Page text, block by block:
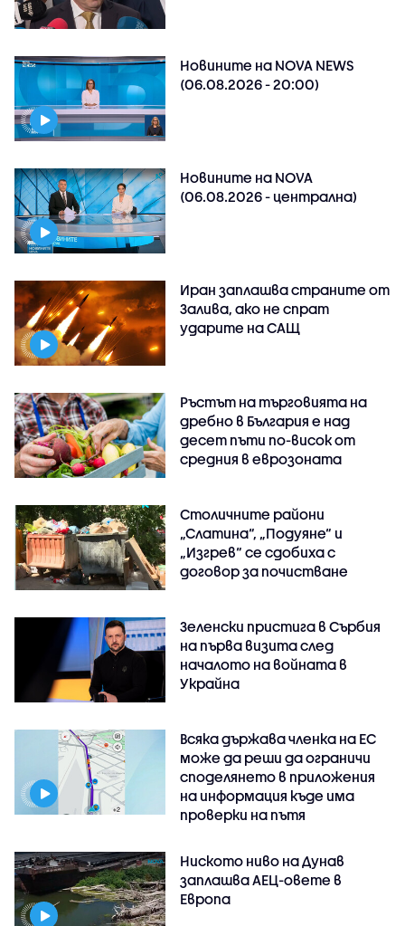
Новините на NOVA NEWS
(06.08.2026 - 20:00)
Новините на NOVA
(06.08.2026 - централна)
Иран заплашва страните от
Залива, ако не спрат
ударите на САЩ
Ръстът на търговията на
дребно в България е над
десет пъти по-висок от
средния в еврозоната
Столичните райони
„Слатина“, „Подуяне“ и
„Изгрев“ се сдобиха с
договор за почистване
Зеленски пристига в Сърбия
на първа визита след
началото на войната в
Украйна
Всяка държава членка на ЕС
може да реши да ограничи
споделянето в приложения
на информация къде има
проверки на пътя
Ниското ниво на Дунав
заплашва АЕЦ-овете в
Европа